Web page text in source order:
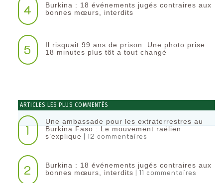
4
Burkina : 18 événements jugés contraires aux
bonnes mœurs, interdits
5
Il risquait 99 ans de prison. Une photo prise
18 minutes plus tôt a tout changé
ARTICLES LES PLUS COMMENTÉS
1
Une ambassade pour les extraterrestres au
Burkina Faso : Le mouvement raëlien
s’explique | 12 commentaires
2
Burkina : 18 événements jugés contraires aux
bonnes mœurs, interdits | 11 commentaires